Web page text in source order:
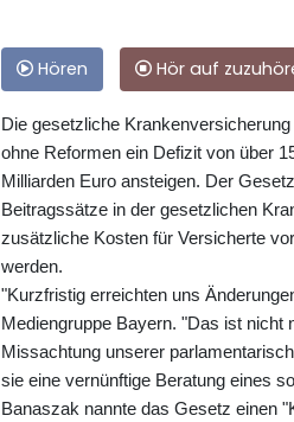
Hören Hör auf
Die gesetzliche
ohne Reformen ein Defizit von über
Milliarden Euro ansteigen. Der
Beitragssätze in der gesetzlichen
zusätzliche Kosten für Versicherte
werden.
"Kurzfristig erreichten uns
Mediengruppe Bayern. "Das ist nicht
Missachtung unserer
sie eine vernünftige Beratung eines
Banaszak nannte das Gesetz einen